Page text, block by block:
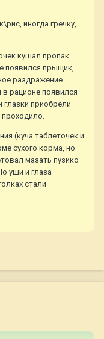
иногда гречку,
кушал пропак
появился прыщик,
раздражение.
рационе появился
глазки приобрели
(куча таблеточек и
сухого корма, но
мазать пузико
уши и глаза
стали